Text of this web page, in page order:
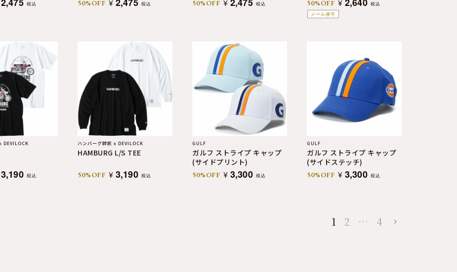
税込 50%OFF ¥ 税込 50%OFF ¥
税込
メール便可
50%OFF ¥ 税込
DEVILOCK
3,190 税込
ハンバーグ師匠 x DEVILOCK
HAMBURG L/S TEE
50%OFF ¥ 3,190 税込
GULF
ガルフ ストライプ キャップ
(サイドプリント)
50%OFF ¥ 3,300 税込
GULF
ガルフ ストライプ キャップ
(サイドステッチ)
50%OFF ¥ 3,300 税込
1 2 … 4